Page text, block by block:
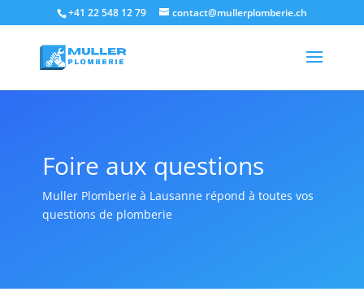
+41 22 548 12 79 contact@mullerplomberie.ch
Foire aux questions
Muller Plomberie à Lausanne répond à toutes vos
questions de plomberie